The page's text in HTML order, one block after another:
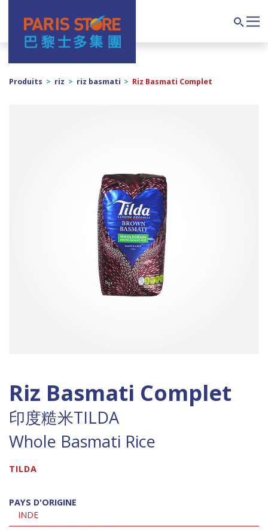
Navigation principale
Produits > riz > riz basmati > Riz Basmati Complet
Riz Basmati Complet
印度糙米TILDA
Whole Basmati Rice
TILDA
PAYS D'ORIGINE
INDE